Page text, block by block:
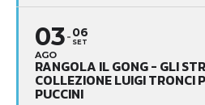
03
AGO
06
SET
RANGOLA IL GONG - GLI
COLLEZIONE LUIGI TRONCI
PUCCINI